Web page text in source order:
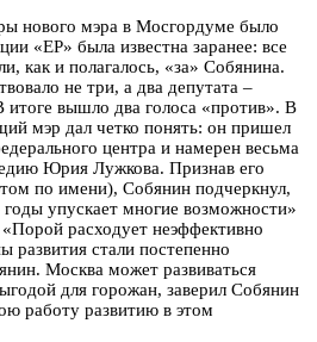
нового мэра в Мосгордуме было
«ЕР» была известна заранее: все
как и полагалось, «за» Собянина.
не три, а два депутата –
итоге вышло два голоса «против». В
мэр дал четко понять: он пришел
центра и намерен весьма
Юрия Лужкова. Признав его
по имени), Собянин подчеркнул,
упускает многие возможности»
«Порой расходует неэффективно
развития стали постепенно
Москва может развиваться
для горожан, заверил Собянин
работу развитию в этом